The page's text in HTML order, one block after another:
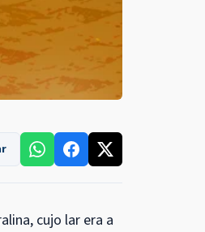
cujo lar era a